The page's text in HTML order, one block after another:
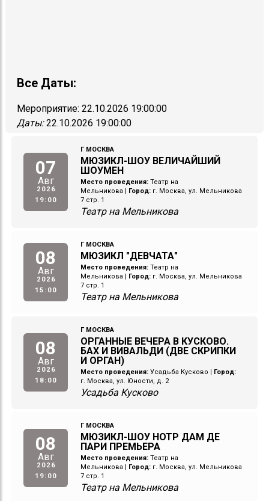
Все Даты:
Мероприятие:22.10.2026 19:00:00
Даты:22.10.2026 19:00:00
07
Авг
2026
19:00
Г МОСКВА
МЮЗИКЛ-ШОУ ВЕЛИЧАЙШИЙ
ШОУМЕН
Место проведения: Театр на
Мельникова | Город: г. Москва, ул. Мельникова
7 стр. 1
Театр на Мельникова
08
Авг
2026
15:00
Г МОСКВА
МЮЗИКЛ "ДЕВЧАТА"
Место проведения: Театр на
Мельникова | Город: г. Москва, ул. Мельникова
7 стр. 1
Театр на Мельникова
08
Авг
2026
18:00
Г МОСКВА
ОРГАННЫЕ ВЕЧЕРА В КУСКОВО.
БАХ И ВИВАЛЬДИ (ДВЕ СКРИПКИ
И ОРГАН)
Место проведения: Усадьба Кусково | Город:
г. Москва, ул. Юности, д. 2
Усадьба Кусково
08
Авг
2026
19:00
Г МОСКВА
МЮЗИКЛ-ШОУ НОТР ДАМ ДЕ
ПАРИ ПРЕМЬЕРА
Место проведения: Театр на
Мельникова | Город: г. Москва, ул. Мельникова
7 стр. 1
Театр на Мельникова